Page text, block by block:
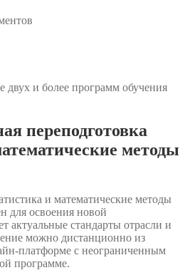
двух и более программ обучения
переподготовка
методы
и математические методы
для освоения новой
актуальные стандарты отрасли и
можно дистанционно из
платформе с неограниченным
программе.